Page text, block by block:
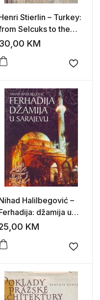
Stierlin – Turkey:
Selcuks to the
OttomansKM
Add
Halilbegović –
džamija u
KM
Add